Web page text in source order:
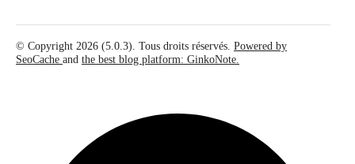
© Copyright 2026 (5.0.3). Tous droits réservés. Powered by
SeoCache and the best blog platform: GinkoNote.